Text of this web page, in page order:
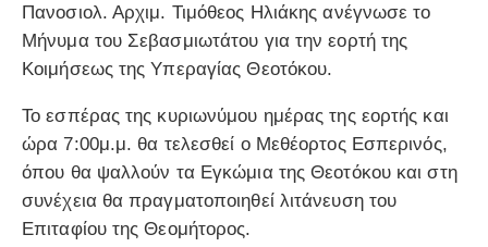
Πανοσιολ. Αρχιμ. Τιμόθεος Ηλιάκης ανέγνωσε το
Μήνυμα του Σεβασμιωτάτου για την εορτή της
Κοιμήσεως της Υπεραγίας Θεοτόκου.
Το εσπέρας της κυριωνύμου ημέρας της εορτής και
ώρα 7:00μ.μ. θα τελεσθεί ο Μεθέορτος Εσπερινός,
όπου θα ψαλλούν τα Εγκώμια της Θεοτόκου και στη
συνέχεια θα πραγματοποιηθεί λιτάνευση του
Επιταφίου της Θεομήτορος.